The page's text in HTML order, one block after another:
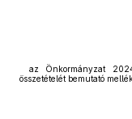
az Önkormányzat
összetételét bemutató